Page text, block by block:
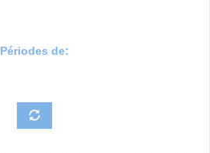
Périodes de: